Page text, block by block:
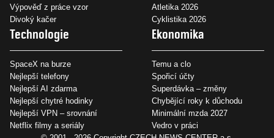
Výpověď z práce vzor
Divoký kačer
Atletika 2026
Cyklistika 2026
Technologie
SpaceX na burze
Nejlepší telefony
Nejlepší AI zdarma
Nejlepší chytré hodinky
Nejlepší VPN – srovnání
Netflix filmy a seriály
Ekonomika
Temu a clo
Spořicí účty
Superdávka – změny
Chybějící roky k důchodu
Minimální mzda 2027
Vedro v práci